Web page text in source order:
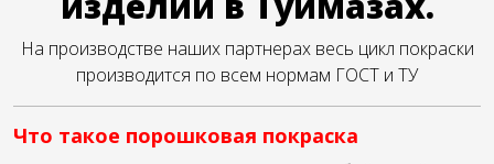
На производстве наших партнерах весь цикл покраски
производится по всем нормам ГОСТ и ТУ
Что такое порошковая покраска